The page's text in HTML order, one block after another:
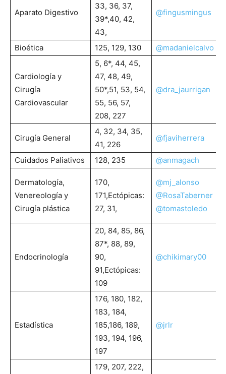
Aparato Digestivo
33, 36, 37,
39*,40, 42,
43,
@fingusmingus
Bioética 125, 129, 130 @madanielcalvo
Cardiología y
Cirugía
Cardiovascular
5, 6*, 44, 45,
47, 48, 49,
50*,51, 53, 54,
55, 56, 57,
208, 227
@dra_jaurrigan
Cirugía General
4, 32, 34, 35,
41, 226
@fjaviherrera
Cuidados Paliativos 128, 235 @anmagach
Dermatología,
Venereología y
Cirugía plástica
170,
171,Ectópicas:
27, 31,
@mj_alonso
@RosaTaberner
@tomastoledo
Endocrinología
20, 84, 85, 86,
87*, 88, 89,
90,
91,Ectópicas:
109
@chikimary00
Estadística
176, 180, 182,
183, 184,
185,186, 189,
193, 194, 196,
197
@jrlr
179, 207, 222,